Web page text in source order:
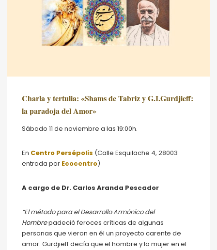
Charla y tertulia: «Shams de Tabriz y G.I.Gurdjieff:
la paradoja del Amor»
Sábado 11 de noviembre a las 19:00h.
En Centro Persépolis (Calle Esquilache 4, 28003
entrada por Ecocentro)
A cargo de Dr. Carlos Aranda Pescador
“El método para el Desarrollo Armónico del
Hombrepadeció feroces críticas de algunas
personas que vieron en él un proyecto carente de
amor. Gurdjieff decía que el hombre y la mujer en el